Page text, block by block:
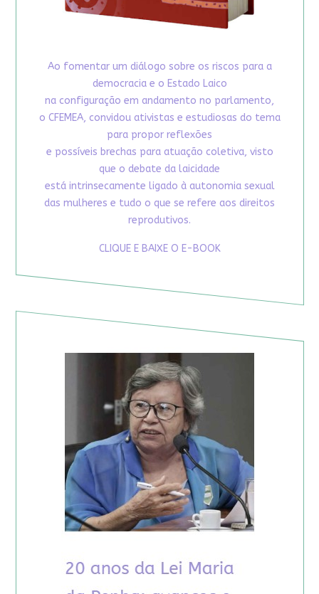
Ao fomentar um diálogo sobre os riscos para a
democracia e o Estado Laico
na configuração em andamento no parlamento,
o CFEMEA, convidou ativistas e estudiosas do tema
para propor reflexões
e possíveis brechas para atuação coletiva, visto
que o debate da laicidade
está intrinsecamente ligado à autonomia sexual
das mulheres e tudo o que se refere aos direitos
reprodutivos.
CLIQUE E BAIXE O E-BOOK